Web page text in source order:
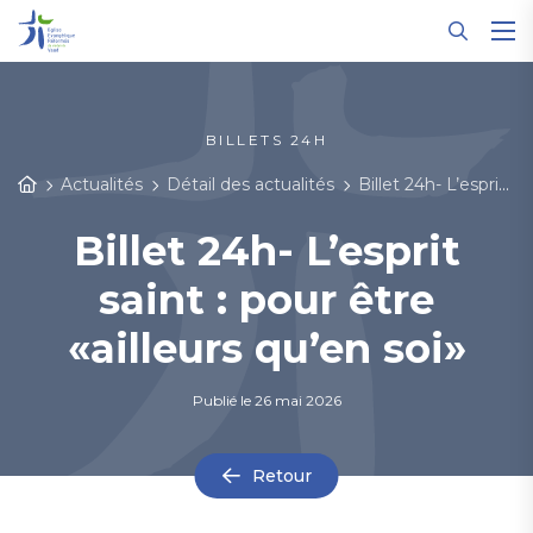
BILLETS 24H
Actualités Détail des actualités Billet 24h- L’esprit saint : pour être «ailleurs qu’en soi»
Billet 24h- L’esprit
saint : pour être
«ailleurs qu’en soi»
Publié le 26 mai 2026
Retour
Panneau de gestion des cookies